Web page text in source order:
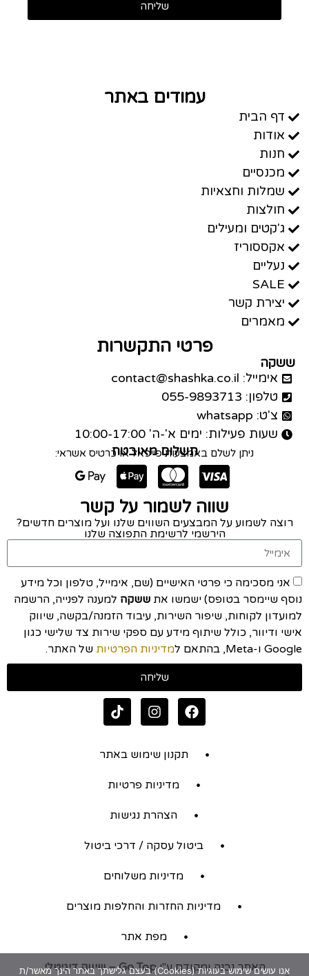
שליחה
עמודים באתר
דף הבית
אודות
חנות
מכנסיים
שמלות וחצאיות
חולצות
ג'קטים ומעילים
אקססוריז
נעליים
SALE
יצירת קשר
מאמרים
פרטי התקשרות
ששקה
אימייל: contact@shashka.co.il
טלפון: 055-9893713
צ'ט: whatsapp
שעות פעילות: ימים א'-ה' 10:00-17:00
תשלום מאובטח
ניתן לשלם באמצעות פייפאל או כרטיס אשראי:
שווה לשמור על קשר
רוצה לשמוע על המבצעים השווים שלנו ועל מוצרים חדשים?
הירשמי לרשימת התפוצה שלנו
אני מסכימה כי פרטי האישיים (שם, אימייל, טלפון וכל מידע
נוסף שיימסר בטופס) ישמשו את ששקה למענה לפנייה, הרשמה
למועדון לקוחות, שיפור השירות, עיבוד הזמנה/בקשה, שיווק
אישי ודיוור, כולל שיתוף מידע עם ספקי שירות צד שלישי כגון
Google ו-Meta, בהתאם ל
מדיניות הפרטיות של האתר.
שליחה
תקנון שימוש באתר
מדיניות פרטיות
הצהרת נגישות
ביטול עסקה / דרכי ביטול
מדיניות משלוחים
מדיניות החזרות והחלפות מוצרים
מפת אתר
האתר נבנה ומקודם ע"יGo Top – שיווק דיגיטלי
אנו עושים שימוש בעוגיות (Cookies) בעצם גלישתך באתר הינך מאשר/ת